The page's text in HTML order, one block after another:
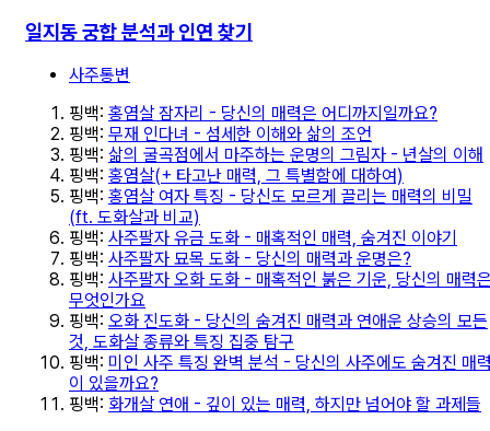
일지동 궁합 분석과 인연 찾기
사주통변
핑백: 홍염살 잠자리 - 당신의 매력은 어디까지일까요?
핑백: 무재 인다녀 - 섬세한 이해와 삶의 조언
핑백: 삶의 굴곡점에서 마주하는 운명의 그림자 - 년살의 이해
핑백: 홍염살(+ 타고난 매력, 그 특별함에 대하여)
핑백: 홍염살 여자 특징 - 당신도 모르게 끌리는 매력의 비밀
(ft. 도화살과 비교)
핑백: 사주팔자 유금 도화 - 매혹적인 매력, 숨겨진 이야기
핑백: 사주팔자 묘목 도화 - 당신의 매력과 운명은?
핑백: 사주팔자 오화 도화 - 매혹적인 붉은 기운, 당신의 매력
무엇인가요
핑백: 오화 진도화 - 당신의 숨겨진 매력과 연애운 상승의 모든
것, 도화살 종류와 특징 집중 탐구
핑백: 미인 사주 특징 완벽 분석 - 당신의 사주에도 숨겨진 매
이 있을까요?
핑백: 화개살 연애 - 깊이 있는 매력, 하지만 넘어야 할 과제들